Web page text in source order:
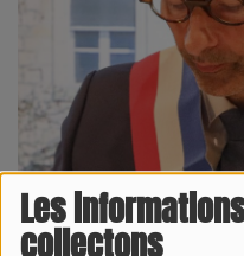
Les
collectons